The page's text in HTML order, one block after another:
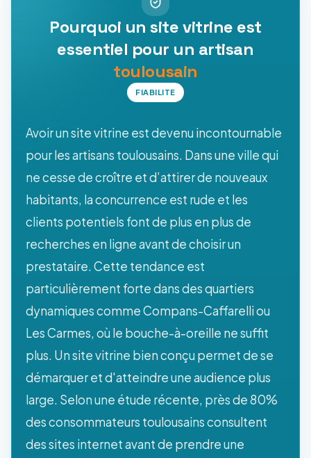
Pourquoi un site vitrine est
essentiel pour un artisan
toulousain
FIABILITE
Avoir un site vitrine est devenu incontournable
pour les artisans toulousains. Dans une ville qui
ne cesse de croître et d’attirer de nouveaux
habitants, la concurrence est rude et les
clients potentiels font de plus en plus de
recherches en ligne avant de choisir un
prestataire. Cette tendance est
particulièrement forte dans des quartiers
dynamiques comme Compans-Caffarelli ou
Les Carmes, où le bouche-à-oreille ne suffit
plus. Un site vitrine bien conçu permet de se
démarquer et d'atteindre une audience plus
large. Selon une étude récente, près de 80%
des consommateurs toulousains consultent
des sites internet avant de prendre une